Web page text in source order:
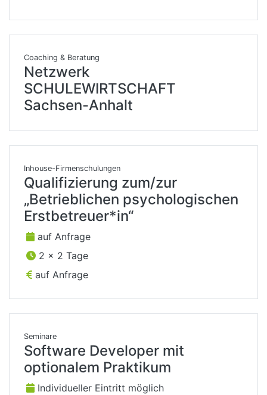
Coaching & Beratung
Netzwerk
SCHULEWIRTSCHAFT
Sachsen-Anhalt
Inhouse-Firmenschulungen
Qualifizierung zum/zur
„Betrieblichen psychologischen
Erstbetreuer*in“
auf Anfrage
2 x 2 Tage
auf Anfrage
Seminare
Software Developer mit
optionalem Praktikum
Individueller Eintritt möglich